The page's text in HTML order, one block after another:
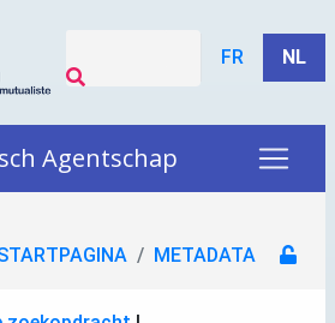
FR NL
Agentschap
METADATA